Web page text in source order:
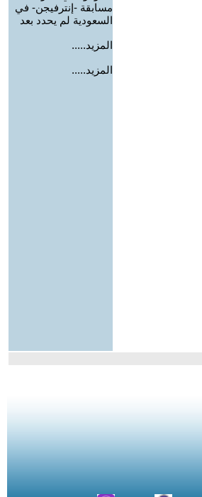
مسابقة -إنترفيجن- في
السعودية لم يحدد بعد
المزيد.....
المزيد.....